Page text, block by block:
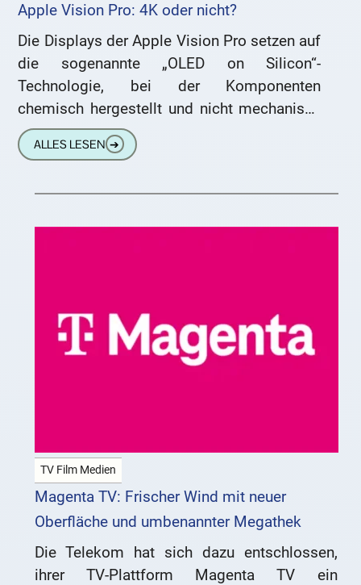
Apple Vision Pro: 4K oder nicht?
Die Displays der Apple Vision Pro setzen auf
die sogenannte „OLED on Silicon“-
Technologie, bei der Komponenten
chemisch hergestellt und nicht mechanisch
verbunden sind. Dies ermöglicht eine
bemerkenswerte Flexibilität und Effizienz.
ALLES LESEN ➔
TV Film Medien
Magenta TV: Frischer Wind mit neuer
Oberfläche und umbenannter Megathek
Die Telekom hat sich dazu entschlossen,
ihrer TV-Plattform Magenta TV ein